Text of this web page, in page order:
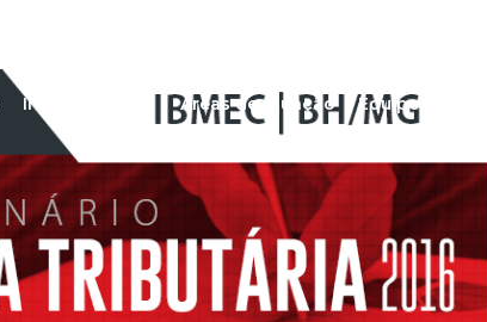
Institucional Áreas de atuação Equipe